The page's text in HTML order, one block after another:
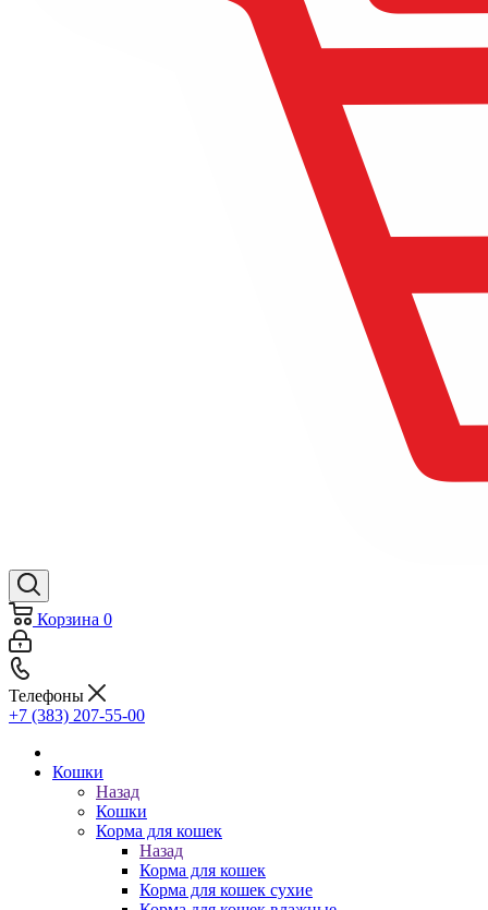
Корзина 0
Телефоны
+7 (383) 207-55-00
Кошки
Назад
Кошки
Корма для кошек
Назад
Корма для кошек
Корма для кошек сухие